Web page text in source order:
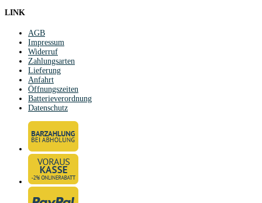
LINK
AGB
Impressum
Widerruf
Zahlungsarten
Lieferung
Anfahrt
Öffnungszeiten
Batterieverordnung
Datenschutz